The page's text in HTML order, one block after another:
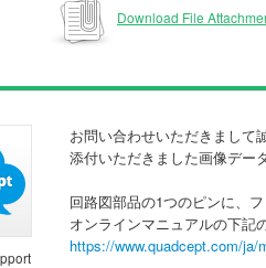
Download File
お問い合わせいただきまして
添付いただきました画像デー
回路図部品の1つのピンに、
オンラインマニュアルの下記
https://www.quadcept.com/